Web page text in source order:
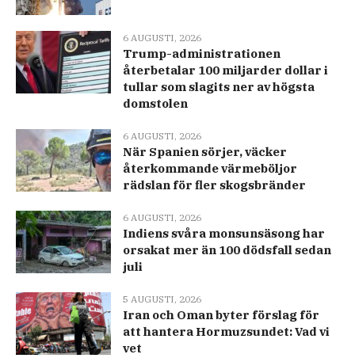
6 AUGUSTI, 2026
Trump-administrationen
återbetalar 100 miljarder dollar i
tullar som slagits ner av högsta
domstolen
6 AUGUSTI, 2026
När Spanien sörjer, väcker
återkommande värmeböljor
rädslan för fler skogsbränder
6 AUGUSTI, 2026
Indiens svåra monsunsäsong har
orsakat mer än 100 dödsfall sedan
juli
5 AUGUSTI, 2026
Iran och Oman byter förslag för
att hantera Hormuzsundet: Vad vi
vet